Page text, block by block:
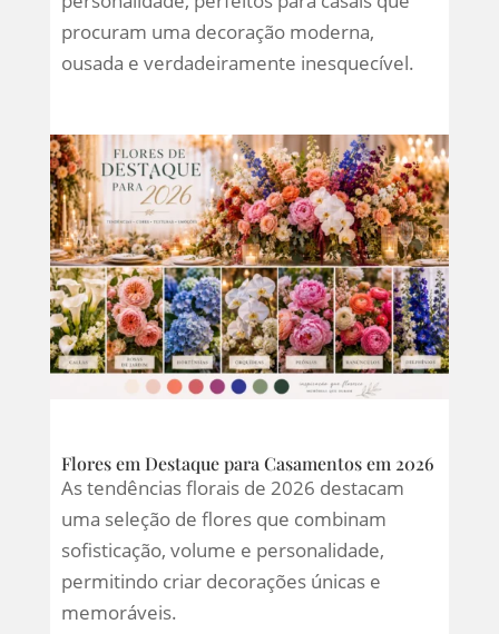
procuram uma decoração moderna,
ousada e verdadeiramente inesquecível.
Flores em Destaque para Casamentos em 2026
As tendências florais de 2026 destacam
uma seleção de flores que combinam
sofisticação, volume e personalidade,
permitindo criar decorações únicas e
memoráveis.